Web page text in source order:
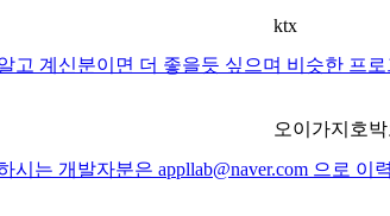
ktx
계신분이면 더 좋을듯 싶으며 비슷한 프
오이가지호박
개발자분은 appllab@naver.com 으로 이